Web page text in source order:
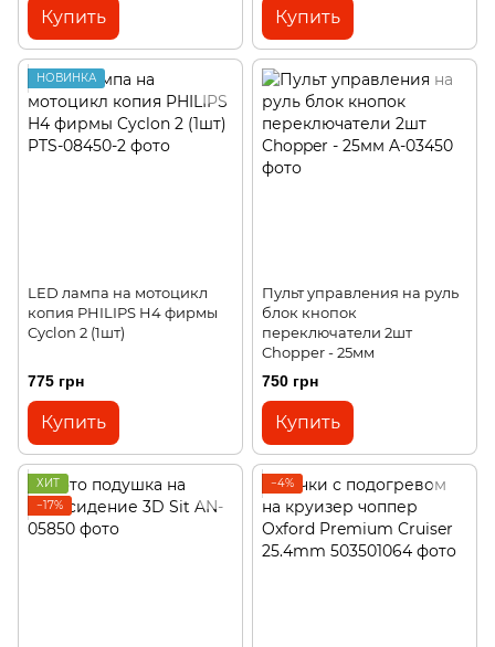
Купить Купить
НОВИНКА
LED лампа на мотоцикл
копия PHILIPS H4 фирмы
Cyclon 2 (1шт)
775 грн
Купить
Пульт управления на руль
блок кнопок
переключатели 2шт
Chopper - 25мм
750 грн
Купить
ХИТ
−17%
−4%